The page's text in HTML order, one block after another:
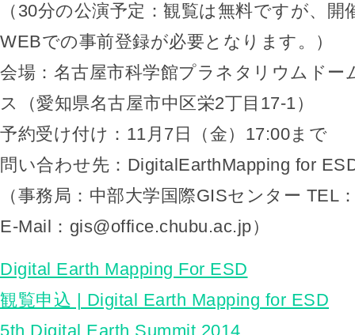
（30分の公演予定：観覧は無料ですが、開
WEBでの事前登録が必要となります。）
会場：名古屋市科学館プラネタリウムドー
ス（愛知県名古屋市中区栄2丁目17-1）
予約受け付け：11月7日（金）17:00まで
問い合わせ先：DigitalEarthMapping for
（事務局：中部大学国際GISセンター TEL
E-Mail：gis@office.chubu.ac.jp）
Digital Earth Mapping For ESD
観覧申込 | Digital Earth Mapping for ESD
5th Digital Earth Summit 2014